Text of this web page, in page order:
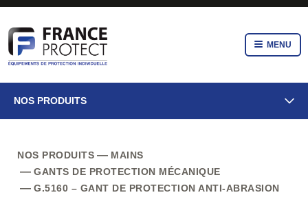
MENU
NOS PRODUITS
NOS PRODUITS
MAINS
GANTS DE PROTECTION MÉCANIQUE
G.5160 – GANT DE PROTECTION ANTI-ABRASION